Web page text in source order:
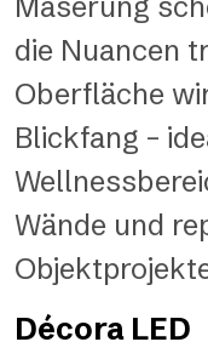
die Nuancen
Oberfläche
Blickfang –
Wände und
Décora LED